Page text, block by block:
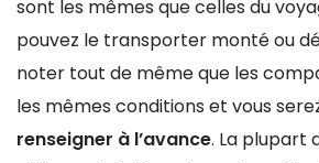
sont les mêmes que celles du
pouvez le transporter monté ou
noter tout de même que les
les mêmes conditions et vous
renseigner à l’avance. La plupart